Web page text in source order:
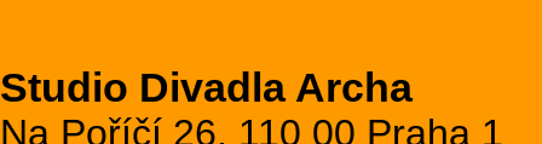
Studio Divadla Archa
Na Poříčí 26, 110 00 Praha 1